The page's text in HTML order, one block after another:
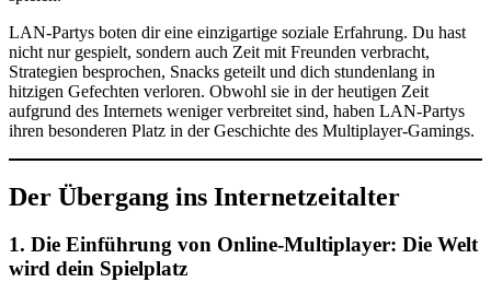
LAN-Partys boten dir eine einzigartige soziale Erfahrung. Du hast
nicht nur gespielt, sondern auch Zeit mit Freunden verbracht,
Strategien besprochen, Snacks geteilt und dich stundenlang in
hitzigen Gefechten verloren. Obwohl sie in der heutigen Zeit
aufgrund des Internets weniger verbreitet sind, haben LAN-Partys
ihren besonderen Platz in der Geschichte des Multiplayer-Gamings.
Der Übergang ins Internetzeitalter
1. Die Einführung von Online-Multiplayer: Die Welt
wird dein Spielplatz